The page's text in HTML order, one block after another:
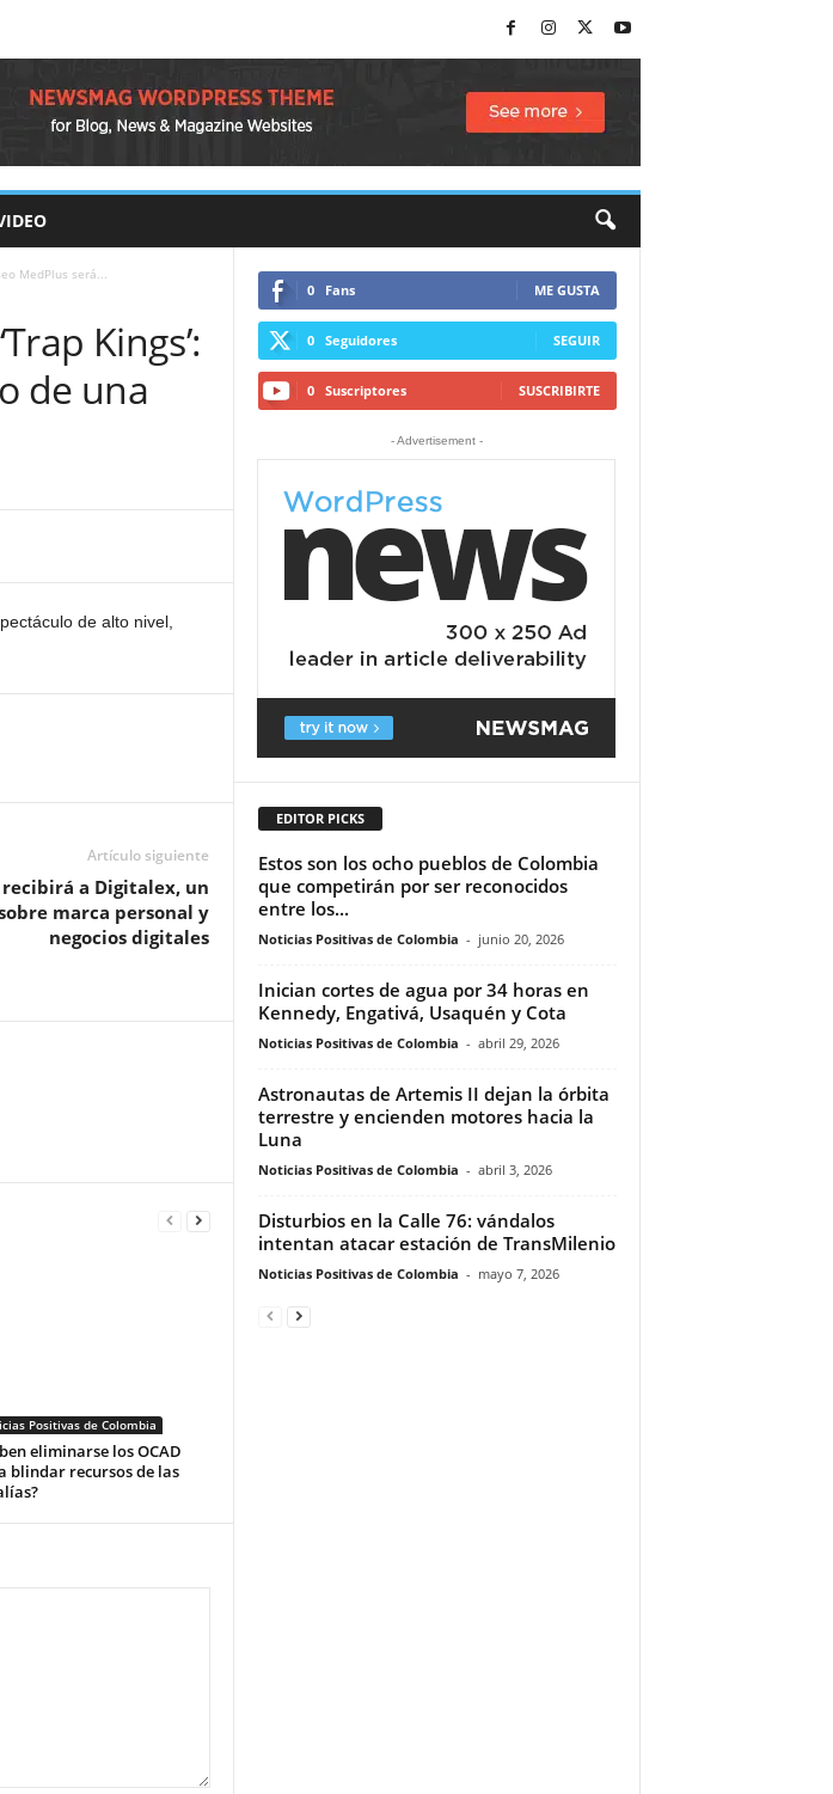
MedPlus será...
Kings’:
de una
de alto nivel,
Artículo siguiente
a Digitalex, un
marca personal y
negocios digitales
Positivas de Colombia
eliminarse los OCAD
blindar recursos de las
0 Fans ME GUSTA
0 Seguidores SEGUIR
0 Suscriptores SUSCRIBIRTE
- Advertisement -
EDITOR PICKS
Estos son los ocho pueblos de Colombia
que competirán por ser reconocidos
entre los...
Noticias Positivas de Colombia - junio 20, 2026
Inician cortes de agua por 34 horas en
Kennedy, Engativá, Usaquén y Cota
Noticias Positivas de Colombia - abril 29, 2026
Astronautas de Artemis II dejan la órbita
terrestre y encienden motores hacia la
Luna
Noticias Positivas de Colombia - abril 3, 2026
Disturbios en la Calle 76: vándalos
intentan atacar estación de TransMilenio
Noticias Positivas de Colombia - mayo 7, 2026